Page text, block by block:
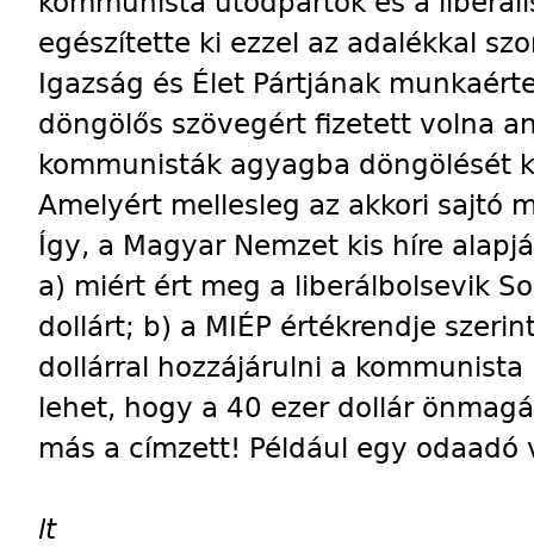
egészítette ki ezzel az adalékkal
Igazság és Élet Pártjának
döngölős szövegért fizetett volna
kommunisták agyagba döngölését
Amelyért mellesleg az akkori sajtó
Így, a Magyar Nemzet kis híre
a) miért ért meg a liberálbolsevik
dollárt; b) a MIÉP értékrendje
dollárral hozzájárulni a kommunista
lehet, hogy a 40 ezer dollár
más a címzett! Például egy
lt